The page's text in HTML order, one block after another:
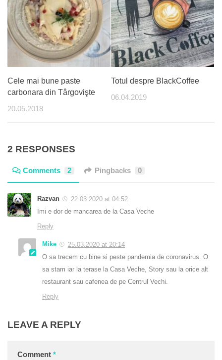
Cele mai bune paste
carbonara din Târgovişte
20.05.2018
Totul despre BlackCoffee
06.04.2019
2 RESPONSES
Comments 2 Pingbacks 0
Razvan
22.03.2020 at 04:52
Imi e dor de mancarea de la Casa Veche
Reply
Mike
25.03.2020 at 20:14
O sa trecem cu bine si peste pandemia de coronavirus. O
sa stam iar la terase la Casa Veche, Story sau la orice alt
restaurant sau cafenea de pe Centrul Vechi.
Reply
LEAVE A REPLY
Comment *